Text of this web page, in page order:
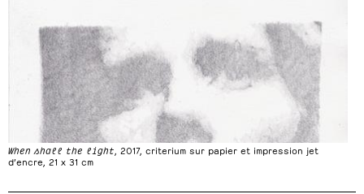
When shall the light , 2017, criterium sur papier et impression jet
d’encre, 21 x 31 cm